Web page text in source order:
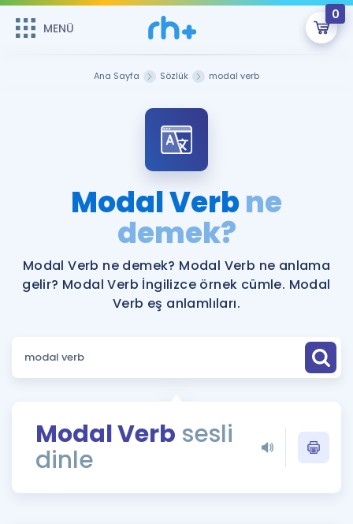
MENÜ
0
Şifremi Hatırlamıyorum
Sepetin Şu An Boş.
Remzi Hoca ile seni sınava hazırlayacak onlarca eğitim seni
bekliyor!
MENÜ
Katılımcı Görüşleri
Faydalı Araçlar
Ücretsiz Kaynaklar
ÖSYM Sınav Takvimi
Kampanyalar
İngilizce Gramer
Ana Sayfa Sözlük modal verb
Modal Verbne
demek?
Modal Verb ne demek? Modal Verb ne anlama
gelir? Modal Verb İngilizce örnek cümle. Modal
Verb eş anlamlıları.
Modal Verb sesli
dinle